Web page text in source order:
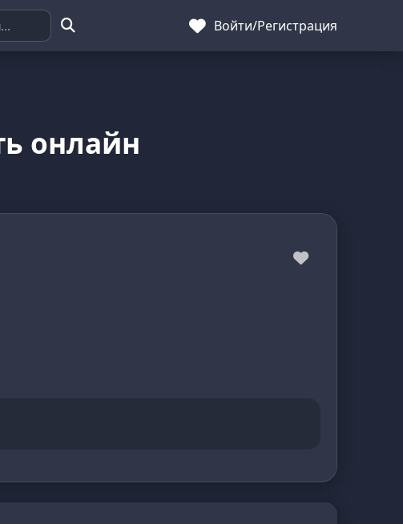
Войти/Регистрация
онлайн